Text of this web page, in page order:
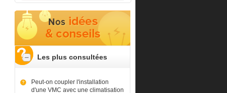
Les plus consultées
Peut-on coupler l'installation
d'une VMC avec une climatisation